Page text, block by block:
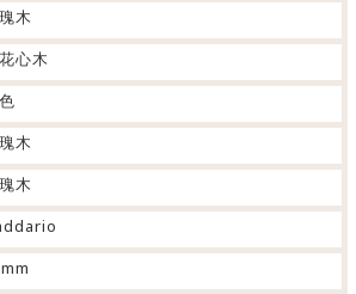
木
心木
木
木